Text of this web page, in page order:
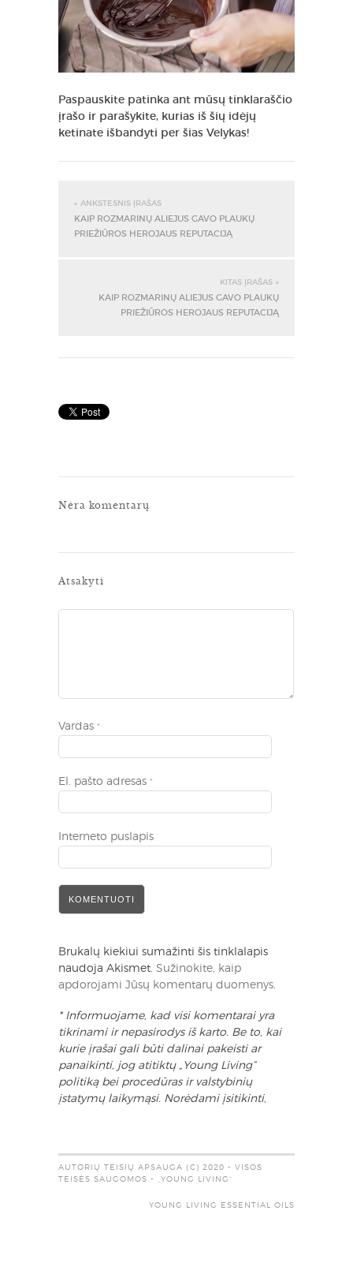
Paspauskite patinka ant mūsų tinklaraščio
įrašo ir parašykite, kurias iš šių idėjų
ketinate išbandyti per šias Velykas!
« ANKSTESNIS ĮRAŠAS
KAIP ROZMARINŲ ALIEJUS GAVO PLAUKŲ
PRIEŽIŪROS HEROJAUS REPUTACIJĄ
KITAS ĮRAŠAS »
KAIP ROZMARINŲ ALIEJUS GAVO PLAUKŲ
PRIEŽIŪROS HEROJAUS REPUTACIJĄ
Nėra komentarų
Atsakyti
Vardas *
El. pašto adresas *
Interneto puslapis
Brukalų kiekiui sumažinti šis tinklalapis
naudoja Akismet. Sužinokite, kaip
apdorojami Jūsų komentarų duomenys.
* Informuojame, kad visi komentarai yra
tikrinami ir nepasirodys iš karto. Be to, kai
kurie įrašai gali būti dalinai pakeisti ar
panaikinti, jog atitiktų „Young Living“
politiką bei procedūras ir valstybinių
įstatymų laikymąsi. Norėdami įsitikinti,
AUTORIŲ TEISIŲ APSAUGA (C) 2020 - VISOS
TEISĖS SAUGOMOS - „YOUNG LIVING“
YOUNG LIVING ESSENTIAL OILS